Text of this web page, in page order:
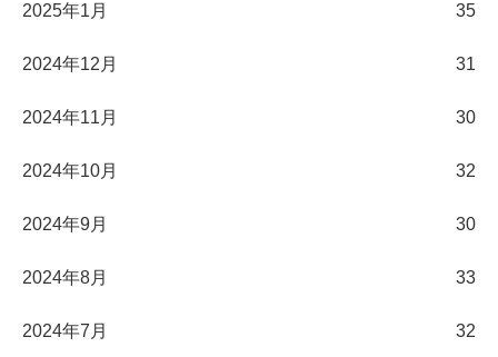
2025年1月 35
2024年12月 31
2024年11月 30
2024年10月 32
2024年9月 30
2024年8月 33
2024年7月 32